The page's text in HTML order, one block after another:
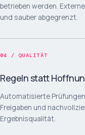
betrieben werden.
und sauber abgegrenzt.
04 / QUALITÄT
Regeln statt
Automatisierte
Freigaben und
Ergebnisqualität.